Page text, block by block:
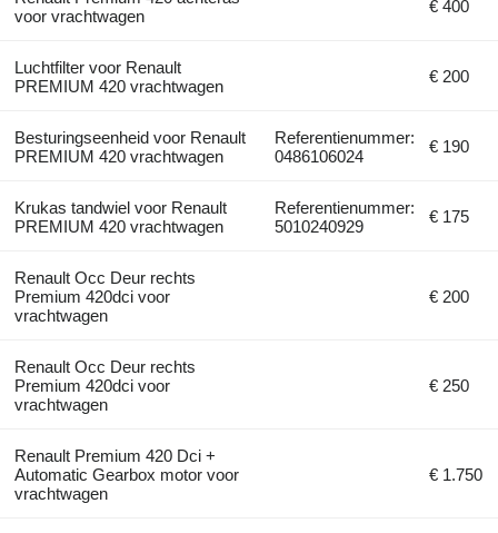
voor vrachtwagen
€ 400
Luchtfilter voor Renault
PREMIUM 420 vrachtwagen
€ 200
Besturingseenheid voor Renault
PREMIUM 420 vrachtwagen
Referentienummer:
0486106024
€ 190
Krukas tandwiel voor Renault
PREMIUM 420 vrachtwagen
Referentienummer:
5010240929
€ 175
Renault Occ Deur rechts
Premium 420dci voor
vrachtwagen
€ 200
Renault Occ Deur rechts
Premium 420dci voor
vrachtwagen
€ 250
Renault Premium 420 Dci +
Automatic Gearbox motor voor
vrachtwagen
€ 1.750